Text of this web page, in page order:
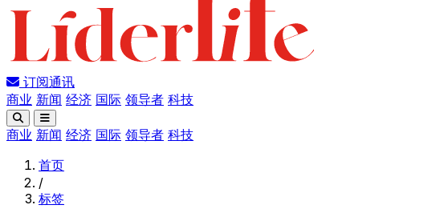
订阅通讯
商业 新闻 经济 国际 领导者 科技
商业 新闻 经济 国际 领导者 科技
首页
/
标签